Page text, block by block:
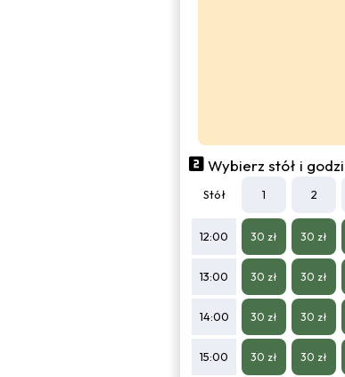
Wybierz stół i
Stół 1 2
12:00 30 zł 30 zł
13:00 30 zł 30 zł
14:00 30 zł 30 zł
15:00 30 zł 30 zł